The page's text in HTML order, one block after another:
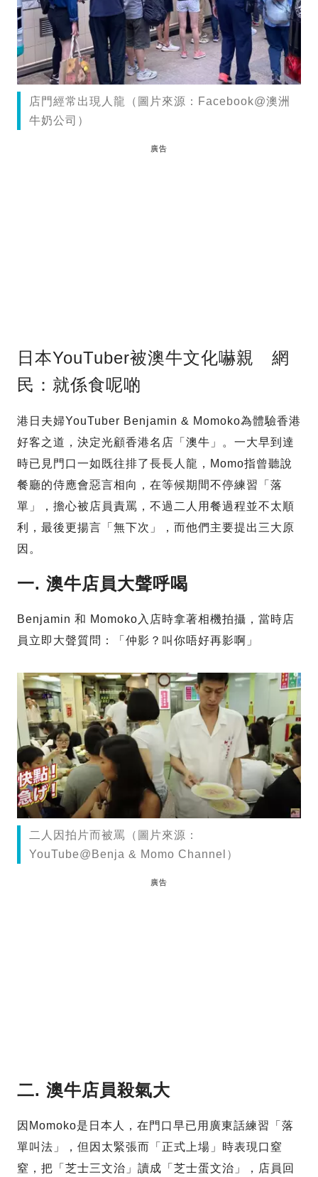
店門經常出現人龍（圖片來源：Facebook@澳洲
牛奶公司）
廣告
日本YouTuber被澳牛文化嚇親 網
民：就係食呢啲
港日夫婦YouTuber Benjamin & Momoko為體驗香港
好客之道，決定光顧香港名店「澳牛」。一大早到達
時已見門口一如既往排了長長人龍，Momo指曾聽說
餐廳的侍應會惡言相向，在等候期間不停練習「落
單」，擔心被店員責罵，不過二人用餐過程並不太順
利，最後更揚言「無下次」，而他們主要提出三大原
因。
一. 澳牛店員大聲呼喝
Benjamin 和 Momoko入店時拿著相機拍攝，當時店
員立即大聲質問：「仲影？叫你唔好再影啊」
二人因拍片而被罵（圖片來源：
YouTube@Benja & Momo Channel）
廣告
二. 澳牛店員殺氣大
因Momoko是日本人，在門口早已用廣東話練習「落
單叫法」，但因太緊張而「正式上場」時表現口窒
窒，把「芝士三文治」讀成「芝士蛋文治」，店員回